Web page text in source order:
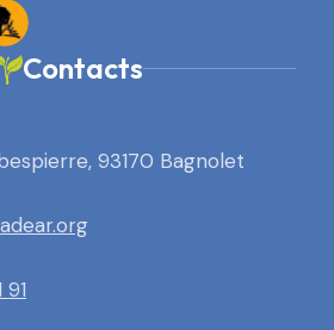
Contacts
93170 Bagnolet